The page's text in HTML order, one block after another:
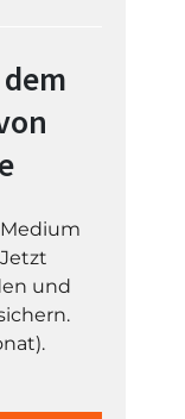
Medium
und